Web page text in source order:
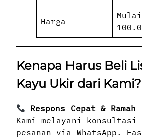
Harga
Kenapa Harus Beli
Kayu Ukir dari Kami?
Respons Cepat & Ramah
Kami melayani konsultasi
pesanan via WhatsApp.